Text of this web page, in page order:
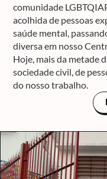
comunidade
acolhida de pessoas
saúde mental,
diversa em nosso
Hoje, mais da metade
sociedade civil, de
do nosso trabalho.